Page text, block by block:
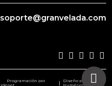
soporte@granvelada.com
Programación por
Idenet
|
Diseño por
Numéricco